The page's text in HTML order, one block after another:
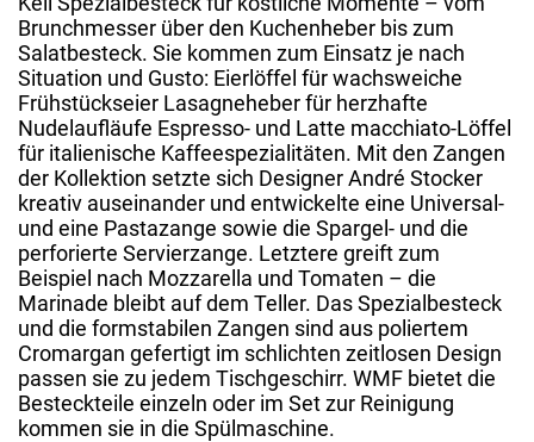
Brunchmesser über den Kuchenheber bis zum
Salatbesteck. Sie kommen zum Einsatz je nach
Situation und Gusto: Eierlöffel für wachsweiche
Frühstückseier Lasagneheber für herzhafte
Nudelaufläufe Espresso- und Latte macchiato-Löffel
für italienische Kaffeespezialitäten. Mit den Zangen
der Kollektion setzte sich Designer André Stocker
kreativ auseinander und entwickelte eine Universal-
und eine Pastazange sowie die Spargel- und die
perforierte Servierzange. Letztere greift zum
Beispiel nach Mozzarella und Tomaten – die
Marinade bleibt auf dem Teller. Das Spezialbesteck
und die formstabilen Zangen sind aus poliertem
Cromargan gefertigt im schlichten zeitlosen Design
passen sie zu jedem Tischgeschirr. WMF bietet die
Besteckteile einzeln oder im Set zur Reinigung
kommen sie in die Spülmaschine.